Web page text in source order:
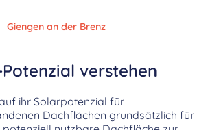
Giengen an der Brenz
verstehen
ihr Solarpotenzial für
Dachflächen grundsätzlich für